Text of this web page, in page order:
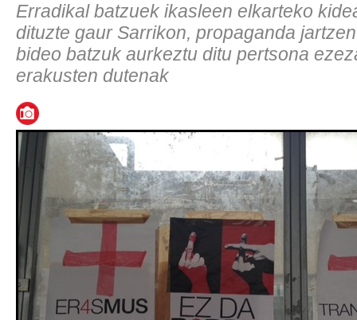
Erradikal batzuek ikasleen elkarteko
dituzte gaur Sarrikon, propaganda
bideo batzuk aurkeztu ditu pertsona
erakusten dutenak